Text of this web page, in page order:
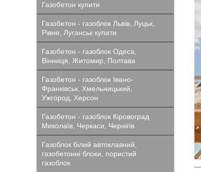
―
Газобетон купити
Газобетон - газоблок Львів, Луцьк,
Рівне, Луганськ купити
Газобетон - газоблок Одеса,
Вінниця, Житомир, Полтава
Газобетон - газоблок Івано-
Франківськ, Хмельницький,
Ужгород, Херсон
Газобетон - газоблок Кіровоград
Миколаїв, Черкаси, Чернігів
Газоблок білий автоклавний,
газобетонні блоки, пористий
газоблок